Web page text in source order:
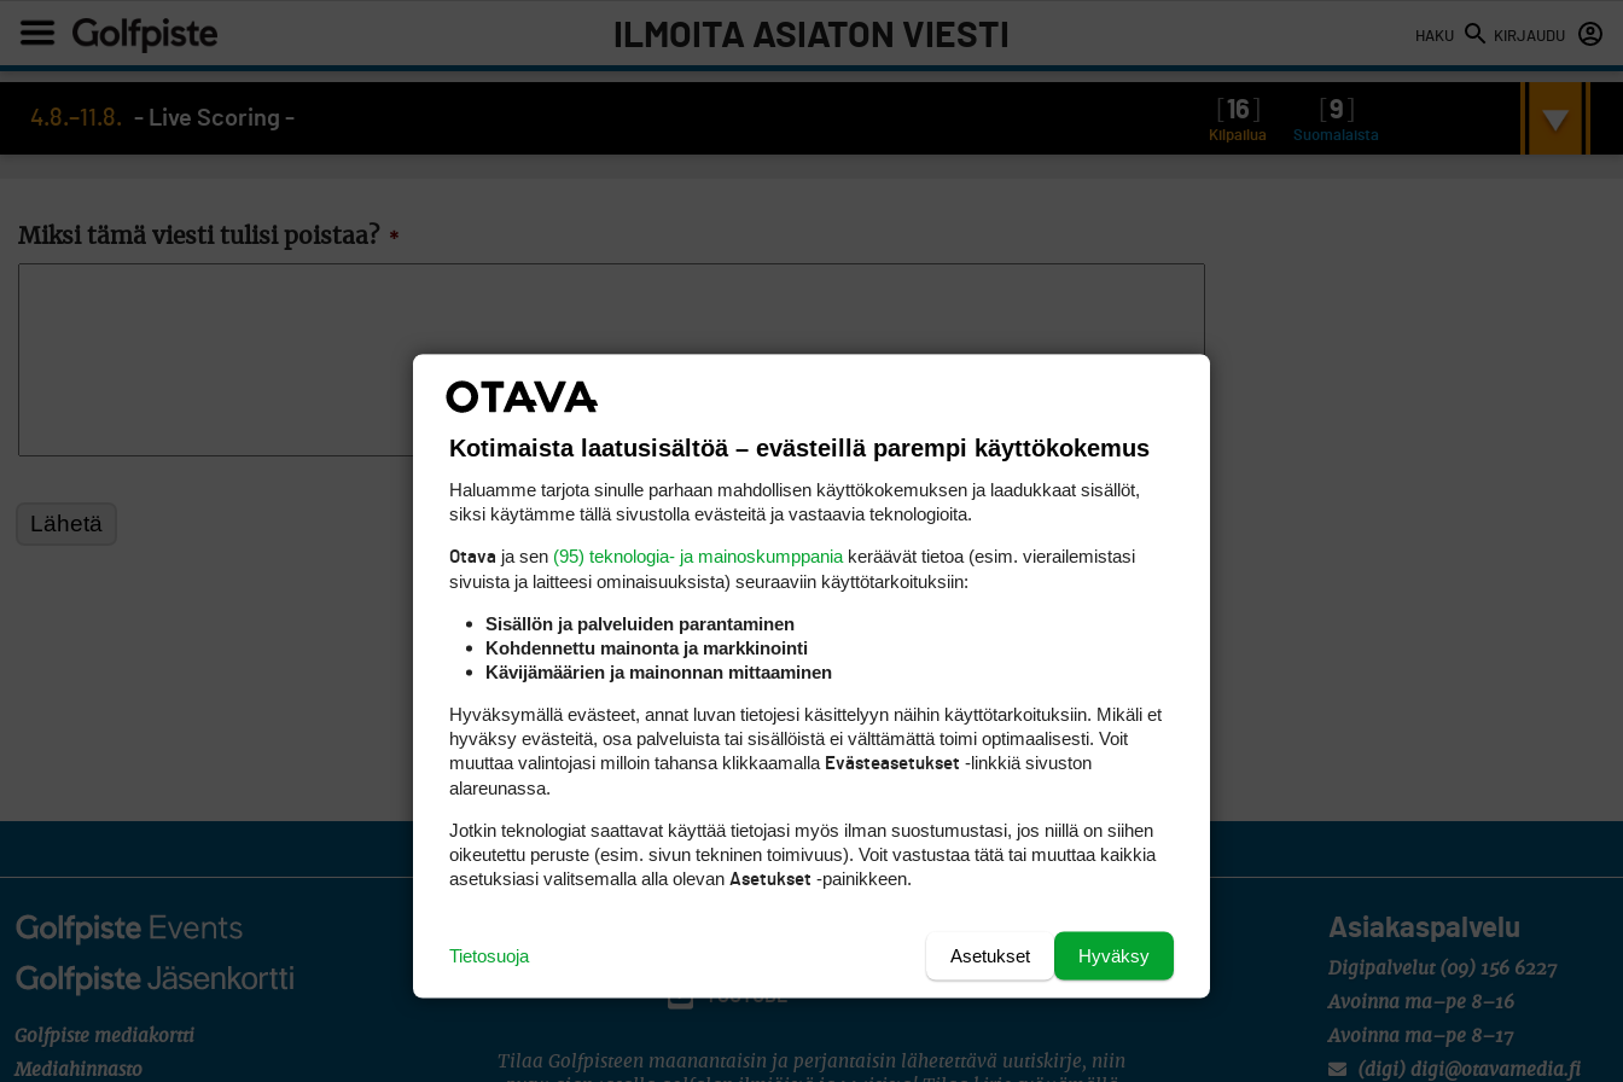
HAKU KIRJAUDU
ILMOITA ASIATON VIESTI
4.8.–11.8. - Live Scoring - 16 9
Kilpailua Suomalaista
Miksi tämä viesti tulisi poistaa? *
Golfpiste mediakortti
Mediahinnasto
Asiakaspalvelu
Digipalvelut (09) 156 6227
Avoinna ma–pe 8–16
Avoinna ma–pe 8–17
(digi) digi@otavamedia.fi
INSTAGRAM
YOUTUBE
Tilaa Golfpisteen maanantaisin ja perjantaisin lähetettävä uutiskirje, niin
Kotimaista laatusisältöä – evästeillä parempi käyttökokemus
Haluamme tarjota sinulle parhaan mahdollisen käyttökokemuksen ja laadukkaat sisällöt,
siksi käytämme tällä sivustolla evästeitä ja vastaavia teknologioita.
Otava ja sen (95) teknologia- ja mainoskumppania keräävät tietoa (esim. vierailemis­tasi
sivuista ja laitteesi ominaisuuk­sista) seuraaviin käyttötarkoituksiin:
Sisällön ja palveluiden parantaminen
Kohdennettu mainonta ja markkinointi
Kävijämäärien ja mainonnan mittaaminen
Hyväksymällä evästeet, annat luvan tietojesi käsittelyyn näihin käyttötarkoituksiin. Mikäli et
hyväksy evästeitä, osa palveluista tai sisällöistä ei välttämättä toimi optimaalisesti. Voit
muuttaa valintojasi milloin tahansa klikkaamalla Evästeasetukset -linkkiä sivuston
alareunassa.
Jotkin teknologiat saattavat käyttää tietojasi myös ilman suostumustasi, jos niillä on siihen
oikeutettu peruste (esim. sivun tekninen toimivuus). Voit vastustaa tätä tai muuttaa kaikkia
asetuksiasi valitsemalla alla olevan Asetukset -painikkeen.
Hyväksy
Asetukset
Tietosuoja